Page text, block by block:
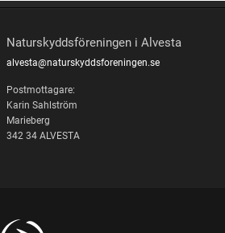
Naturskyddsföreningen i Alvesta
alvesta@naturskyddsforeningen.se
Postmottagare:
Karin Sahlström
Marieberg
342 34 ALVESTA